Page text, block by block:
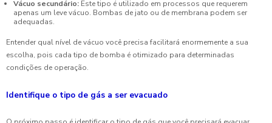
Vácuo secundário: Este tipo é utilizado em processos que requerem
apenas um leve vácuo. Bombas de jato ou de membrana podem ser
adequadas.
Entender qual nível de vácuo você precisa facilitará enormemente a sua
escolha, pois cada tipo de bomba é otimizado para determinadas
condições de operação.
Identifique o tipo de gás a ser evacuado